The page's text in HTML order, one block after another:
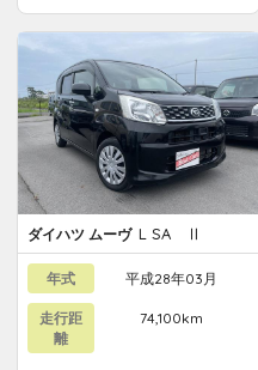
ダイハツ ムーヴ L SA Ⅱ
年式 平成28年03月
走行距
離
74,100km